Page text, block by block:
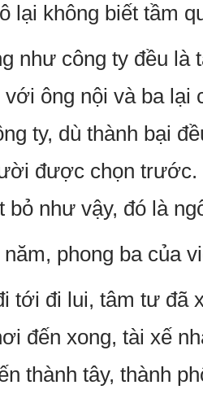
lại không biết tầm
như công ty đều là
ông nội và ba lại
ty, dù thành bại
được chọn trước.
bỏ như vậy, đó là
phong ba của
tới đi lui, tâm tư đã
đến xong, tài xế
thành tây, thành